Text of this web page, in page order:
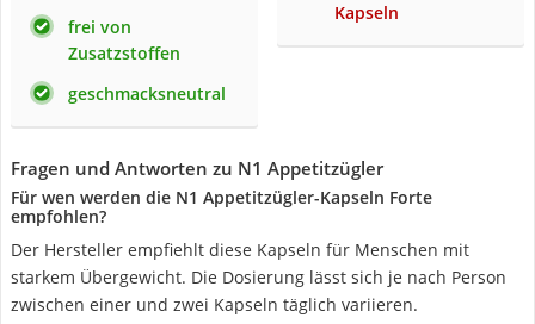
frei von
Zusatzstoffen
geschmacksneutral
Kapseln
Fragen und Antworten zu N1 Appetitzügler
Für wen werden die N1 Appetitzügler-Kapseln Forte
empfohlen?
Der Hersteller empfiehlt diese Kapseln für Menschen mit
starkem Übergewicht. Die Dosierung lässt sich je nach Person
zwischen einer und zwei Kapseln täglich variieren.